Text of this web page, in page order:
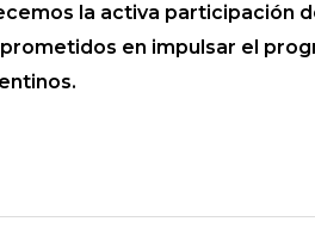
la activa participación
en impulsar el